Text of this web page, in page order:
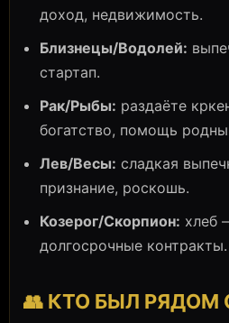
доход, недвижимость.
Близнецы/Водолей:
стартап.
Рак/Рыбы: раздаёте
богатство, помощь
Лев/Весы: сладкая
признание, роскошь.
Козерог/Скорпион: хлеб
долгосрочные контракты.
👥 КТО БЫЛ РЯДОМ